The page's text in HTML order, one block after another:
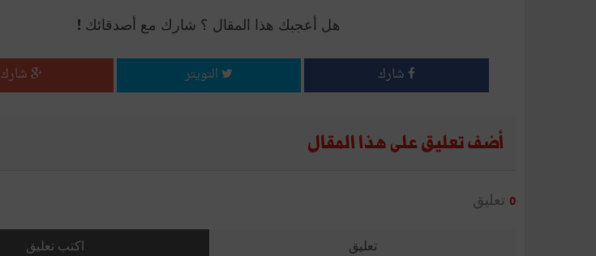
هل أعجبك هذا المقال ؟ شارك مع أصدقائك !
شارك التويتر شارك
أضف تعليق على هذا المقال
0 تعليق
اكتب تعليق تعليق